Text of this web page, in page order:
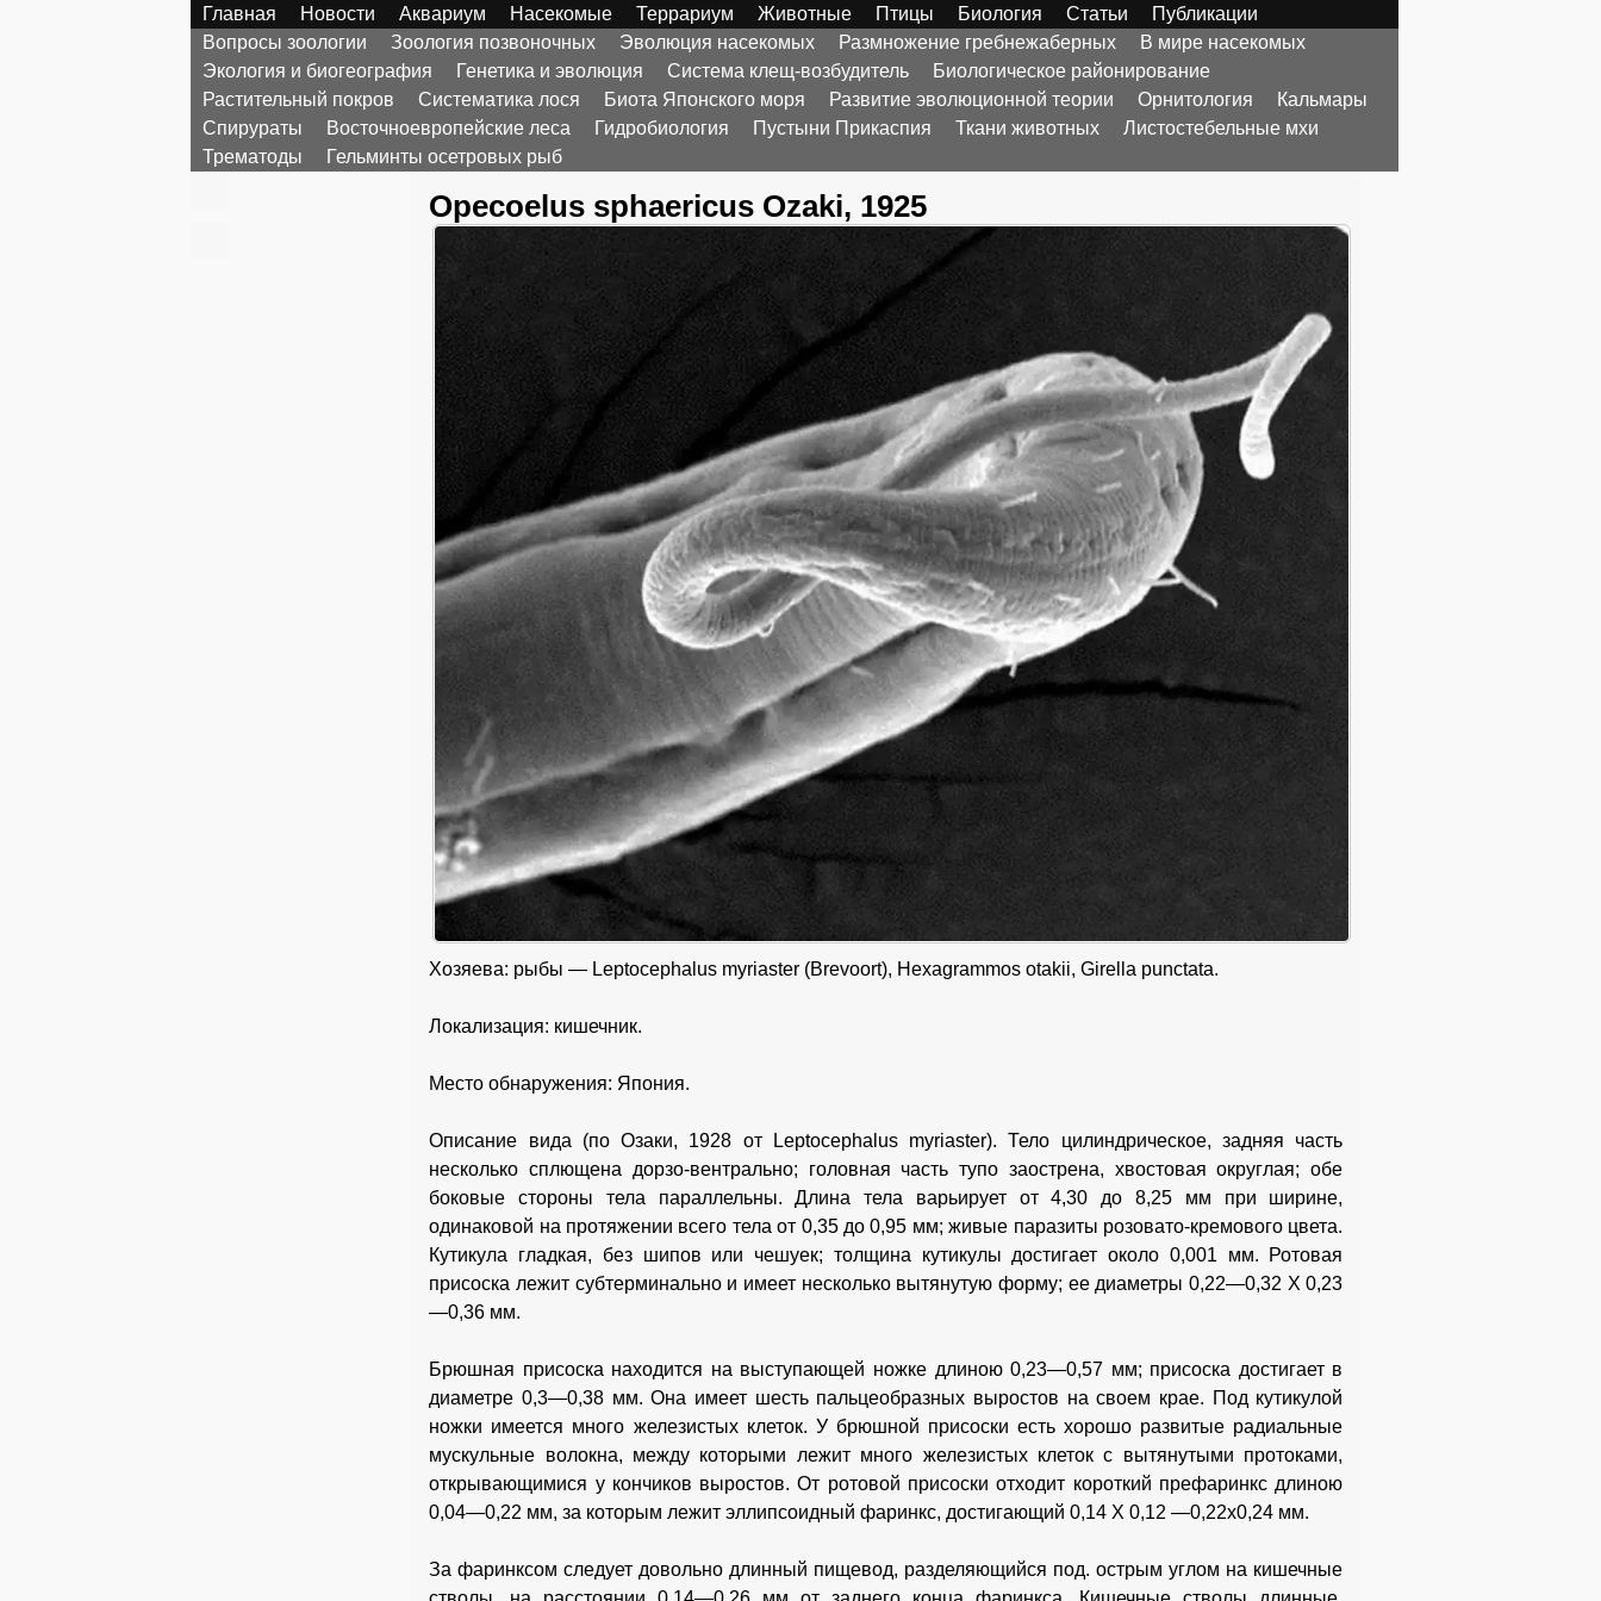
Главная Новости Аквариум Насекомые Террариум Животные Птицы Биология Статьи
Публикации
Вопросы зоологии
Зоология позвоночных Эволюция насекомых Размножение гребнежаберных
В мире насекомых
Экология и биогеография
Генетика и эволюция Система клещ-возбудитель
Биологическое районирование
Растительный покров
Систематика лося Биота Японского моря Развитие эволюционной теории Орнитология
Кальмары
Спирураты
Восточноевропейские леса Гидробиология Пустыни Прикаспия Ткани животных
Листостебельные мхи
Трематоды
Гельминты осетровых рыб
Opecoelus sphaericus Ozaki, 1925
Хозяева: рыбы — Leptocephalus myriaster (Brevoort), Hexagrammos otakii, Girella punctata.
Локализация: кишечник.
Место обнаружения: Япония.
Описание вида (по Озаки, 1928 от Leptocephalus myriaster). Тело цилиндрическое, задняя часть
несколько сплющена дорзо-вентрально; головная часть тупо заострена, хвостовая округлая; обе
боковые стороны тела параллельны. Длина тела варьирует от 4,30 до 8,25 мм при ширине,
одинаковой на протяжении всего тела от 0,35 до 0,95 мм; живые паразиты розовато-кремового цвета.
Кутикула гладкая, без шипов или чешуек; толщина кутикулы достигает около 0,001 мм. Ротовая
присоска лежит субтерминально и имеет несколько вытянутую форму; ее диаметры 0,22—0,32 X 0,23
—0,36 мм.
Брюшная присоска находится на выступающей ножке длиною 0,23—0,57 мм; присоска достигает в
диаметре 0,3—0,38 мм. Она имеет шесть пальцеобразных выростов на своем крае. Под кутикулой
ножки имеется много железистых клеток. У брюшной присоски есть хорошо развитые радиальные
мускульные волокна, между которыми лежит много железистых клеток с вытянутыми протоками,
открывающимися у кончиков выростов. От ротовой присоски отходит короткий префаринкс длиною
0,04—0,22 мм, за которым лежит эллипсоидный фаринкс, достигающий 0,14 X 0,12 —0,22x0,24 мм.
За фаринксом следует довольно длинный пищевод, разделяющийся под. острым углом на кишечные